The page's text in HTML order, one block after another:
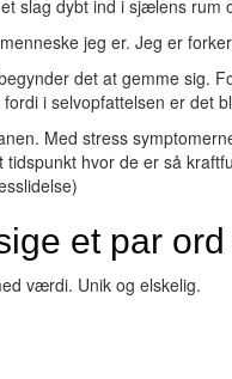
slag dybt ind i sjælens rum
jeg er. Jeg er
det at gemme sig.
fordi i selvopfattelsen er
Med stress
hvor de er så
et par
værdi. Unik og elskelig.